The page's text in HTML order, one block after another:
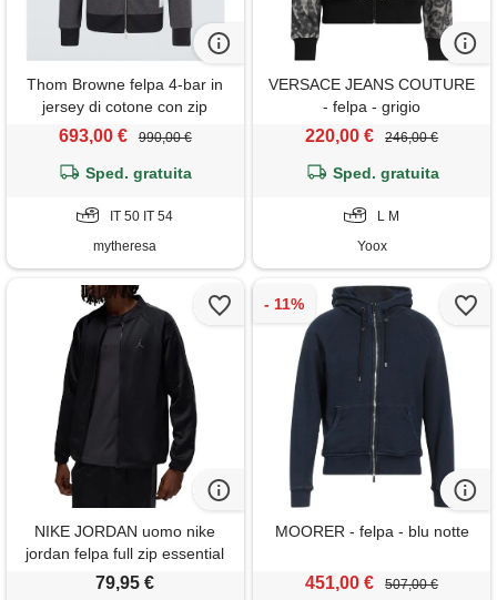
Thom Browne felpa 4-bar in
jersey di cotone con zip
693,00 € 990,00 €
Sped. gratuita
IT 50 IT 54
mytheresa
VERSACE JEANS COUTURE
- felpa - grigio
220,00 € 246,00 €
Sped. gratuita
L M
Yoox
NIKE JORDAN uomo nike
jordan felpa full zip essential
79,95 €
MOORER - felpa - blu notte
451,00 € 507,00 €